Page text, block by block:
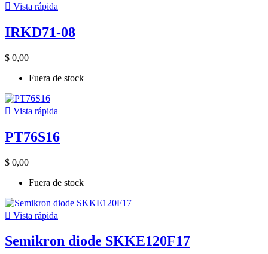
 Vista rápida
IRKD71-08
$ 0,00
Fuera de stock
 Vista rápida
PT76S16
$ 0,00
Fuera de stock
 Vista rápida
Semikron diode SKKE120F17